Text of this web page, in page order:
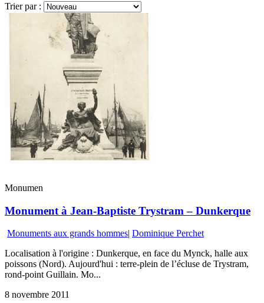
Trier par :
Monumen
Monument à Jean-Baptiste Trystram – Dunkerque
Monuments aux grands hommes| Dominique Perchet
Localisation à l'origine : Dunkerque, en face du Mynck, halle aux
poissons (Nord). Aujourd'hui : terre-plein de l’écluse de Trystram,
rond-point Guillain. Mo...
8 novembre 2011